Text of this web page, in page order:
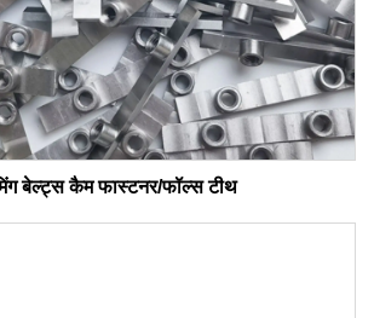
बेल्ट्स कैम फास्टनर/फॉल्स टीथ